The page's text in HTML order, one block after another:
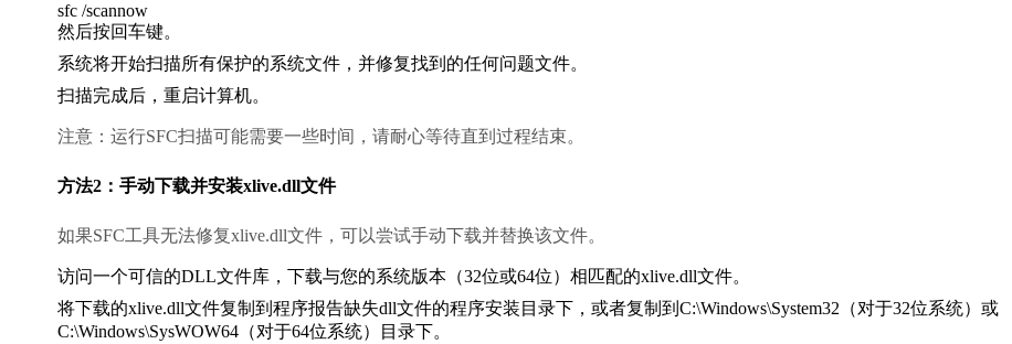
sfc /scannow
然后按回车键。
系统将开始扫描所有保护的系统文件，并修复找到的任何问题文件。
扫描完成后，重启计算机。
注意：运行SFC扫描可能需要一些时间，请耐心等待直到过程结束。
方法2：手动下载并安装xlive.dll文件
如果SFC工具无法修复xlive.dll文件，可以尝试手动下载并替换该文件。
访问一个可信的DLL文件库，下载与您的系统版本（32位或64位）相匹配的xlive.dll文件。
将下载的xlive.dll文件复制到程序报告缺失dll文件的程序安装目录下，或者复制到C:\Windows\System32（对于32位系统）或
C:\Windows\SysWOW64（对于64位系统）目录下。